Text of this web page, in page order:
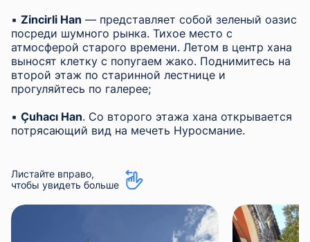
▪︎ Zincirli Han — представляет собой зеленый оазис
посреди шумного рынка. Тихое место с
атмосферой старого времени. Летом в центр хана
выносят клетку с попугаем жако. Поднимитесь на
второй этаж по старинной лестнице и
прогуляйтесь по галерее;
▪︎ Çuhacı Han. Со второго этажа хана открывается
потрясающий вид на мечеть Нуросмание.
Листайте вправо,
чтобы увидеть больше